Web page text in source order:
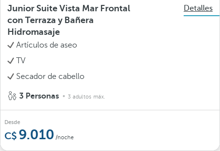
Junior Suite Vista Mar Frontal
con Terraza y Bañera
Hidromasaje
Detalles
Artículos de aseo
TV
Secador de cabello
3 Personas 3 adultos máx.
Desde
9.010 /noche